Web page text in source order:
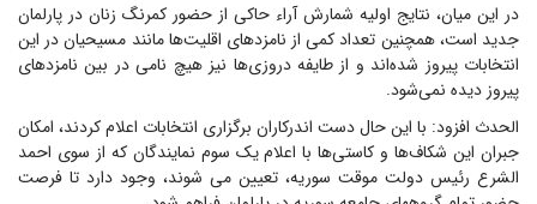
در این میان، نتایج اولیه شمارش آراء حاکی از حضور کمرنگ زنان در پارلمان
جدید است، همچنین تعداد کمی از نامزدهای اقلیت‌ها مانند مسیحیان در این
انتخابات پیروز شده‌اند و از طایفه دروزی‌ها نیز هیچ نامی در بین نامزدهای
پیروز دیده نمی‌شود.
الحدث افزود: با این حال دست اندرکاران برگزاری انتخابات اعلام کردند، امکان
جبران این شکاف‌ها و کاستی‌ها با اعلام یک سوم نمایندگان که از سوی احمد
الشرع رئیس دولت موقت سوریه، تعیین می شوند، وجود دارد تا فرصت